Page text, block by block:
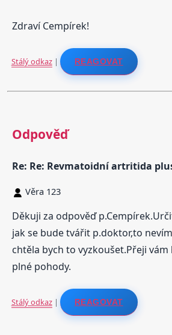
Zdraví Cempírek!
Stálý odkaz| REAGOVAT
Odpověď
Re: Re: Revmatoidní artritida
Věra 123
Děkuji za odpověď
jak se bude tvářit p.doktor,to
chtěla bych to vyzkoušet.Přeji
plné pohody.
Stálý odkaz| REAGOVAT